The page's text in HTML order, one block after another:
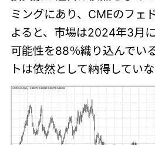
ミングにあり、CMEのフェ
よると、市場は2024年3月
可能性を88％織り込んでい
トは依然として納得していな